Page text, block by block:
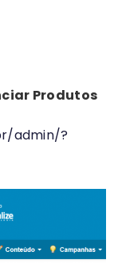
Produtos
admin/?